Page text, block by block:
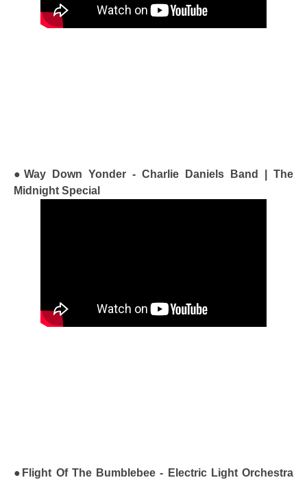
●Way Down Yonder - Charlie Daniels Band | The
Midnight Special
●Flight Of The Bumblebee - Electric Light Orchestra